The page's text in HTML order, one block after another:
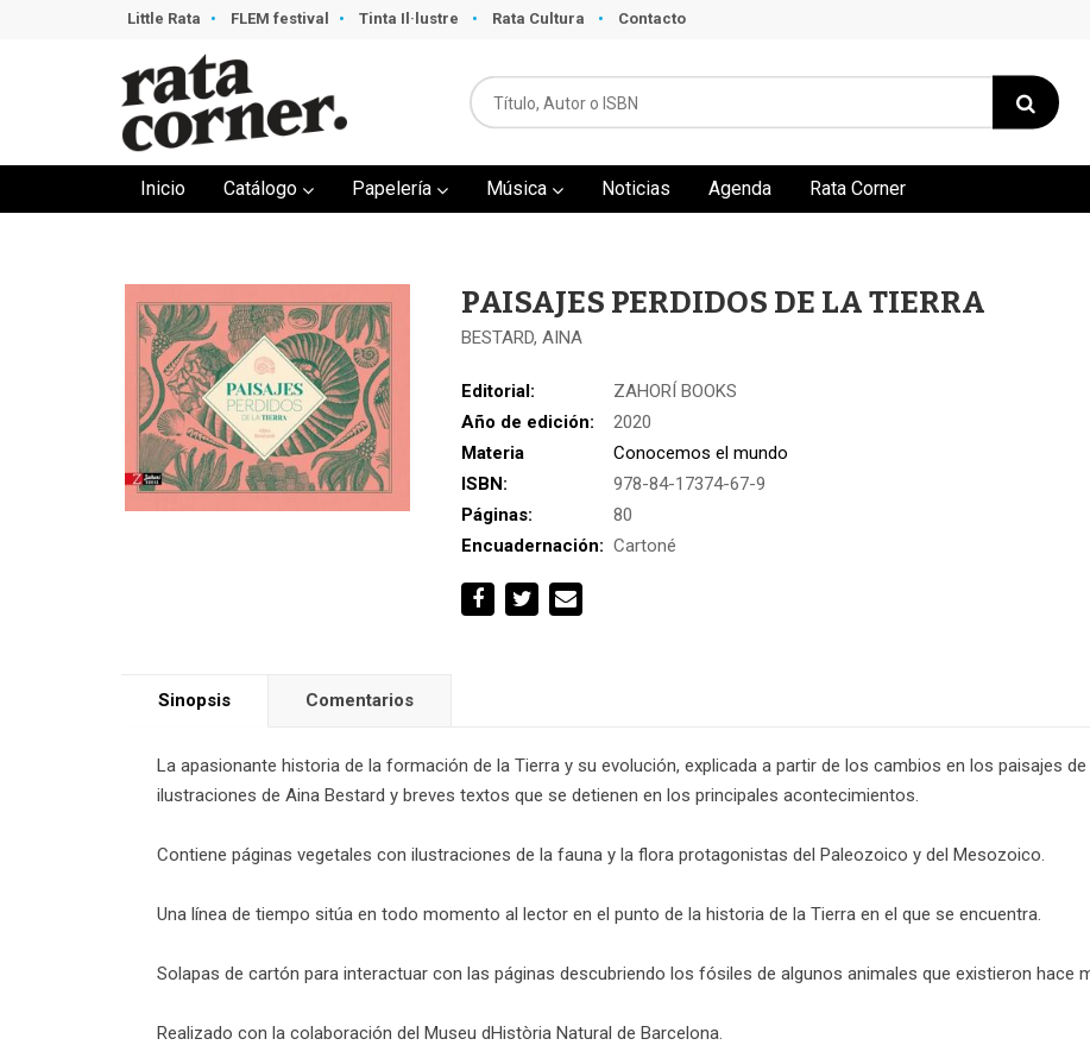
Little Rata FLEM festival Tinta Il·lustre Rata Cultura Contacto
Inicio Catálogo Papelería Música Noticias Agenda Rata Corner
PAISAJES PERDIDOS DE LA TIERRA
BESTARD, AINA
Editorial:
ZAHORÍ BOOKS
Año de edición:
2020
Materia
Conocemos el mundo
ISBN:
978-84-17374-67-9
Páginas:
80
Encuadernación: Cartoné
Sinopsis Comentarios
La apasionante historia de la formación de la Tierra y su evolución, explicada a partir de los cambios en los paisajes
ilustraciones de Aina Bestard y breves textos que se detienen en los principales acontecimientos.
Contiene páginas vegetales con ilustraciones de la fauna y la flora protagonistas del Paleozoico y del Mesozoico.
Una línea de tiempo sitúa en todo momento al lector en el punto de la historia de la Tierra en el que se encuentra.
Solapas de cartón para interactuar con las páginas descubriendo los fósiles de algunos animales que existieron hace
Realizado con la colaboración del Museu dHistòria Natural de Barcelona.